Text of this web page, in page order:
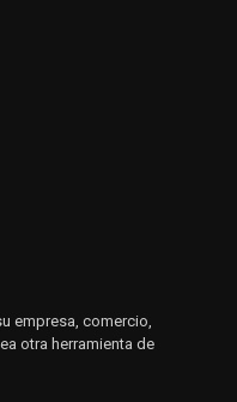
empresa, comercio,
otra herramienta de